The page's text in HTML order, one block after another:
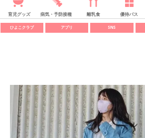
育児グッズ 病気・予防接種 離乳食 優待パス
ひよこクラブ アプリ SNS